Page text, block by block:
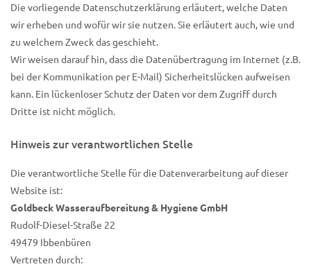
Die vorliegende Datenschutzerklärung erläutert, welche Daten
wir erheben und wofür wir sie nutzen. Sie erläutert auch, wie und
zu welchem Zweck das geschieht.
Wir weisen darauf hin, dass die Datenübertragung im Internet (z.B.
bei der Kommunikation per E-Mail) Sicherheitslücken aufweisen
kann. Ein lückenloser Schutz der Daten vor dem Zugriff durch
Dritte ist nicht möglich.
Hinweis zur verantwortlichen Stelle
Die verantwortliche Stelle für die Datenverarbeitung auf dieser
Website ist:
Goldbeck Wasseraufbereitung & Hygiene GmbH
Rudolf-Diesel-Straße 22
49479 Ibbenbüren
Vertreten durch: